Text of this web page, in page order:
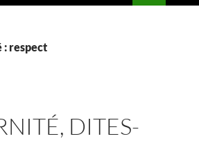
: respect
DITES-